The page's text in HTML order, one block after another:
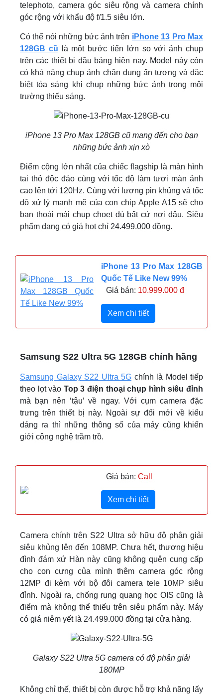
telephoto, camera góc siêu rộng và camera chính
góc rộng với khẩu độ f/1.5 siêu lớn.
Có thể nói những bức ảnh trên iPhone 13 Pro Max
128GB cũ là một bước tiến lớn so với ảnh chụp
trên các thiết bị đầu bảng hiện nay. Model này còn
có khả năng chụp ảnh chân dung ấn tượng và đặc
biệt tỏa sáng khi chụp những bức ảnh trong môi
trường thiếu sáng.
iPhone 13 Pro Max 128GB cũ mang đến cho bạn
những bức ảnh xịn xò
Điểm cộng lớn nhất của chiếc flagship là màn hình
tai thỏ độc đáo cùng với tốc độ làm tươi màn ảnh
cao lên tới 120Hz. Cùng với lượng pin khủng và tốc
độ xử lý mạnh mẽ của con chip Apple A15 sẽ cho
bạn thoải mái chụp choẹt dù bất cứ nơi đâu. Siêu
phẩm đang có giá hot chỉ 24.499.000 đồng.
iPhone 13 Pro Max 128GB
Quốc Tế Like New 99%
Giá bán: 10.999.000 đ
Xem chi tiết
Samsung S22 Ultra 5G 128GB chính hãng
Samsung Galaxy S22 Ultra 5G chính là Model tiếp
theo lọt vào Top 3 điện thoại chụp hình siêu đỉnh
mà bạn nên ‘tậu’ về ngay. Với cụm camera đặc
trưng trên thiết bị này. Ngoài sự đổi mới về kiểu
dáng ra thì những thông số của máy cũng khiến
giới công nghệ trầm trồ.
Giá bán: Call
Xem chi tiết
Camera chính trên S22 Ultra sở hữu độ phân giải
siêu khủng lên đến 108MP. Chưa hết, thương hiệu
đình đám xứ Hàn này cũng không quên cung cấp
cho con cưng của mình thêm camera góc rộng
12MP đi kèm với bộ đôi camera tele 10MP siêu
đỉnh. Ngoài ra, chống rung quang học OIS cũng là
điểm mà không thể thiếu trên siêu phẩm này. Máy
có giá niêm yết là 24.499.000 đồng tại cửa hàng.
Galaxy S22 Ultra 5G camera có độ phân giải
180MP
Không chỉ thế, thiết bị còn được hỗ trợ khả năng lấy